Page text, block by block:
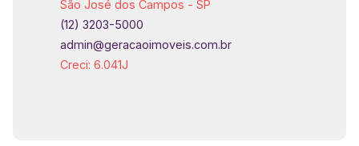
theplace
São José dos Campos - SP
(12) 3203-5000
admin@geracaoimoveis.com.br
Creci: 6.041J